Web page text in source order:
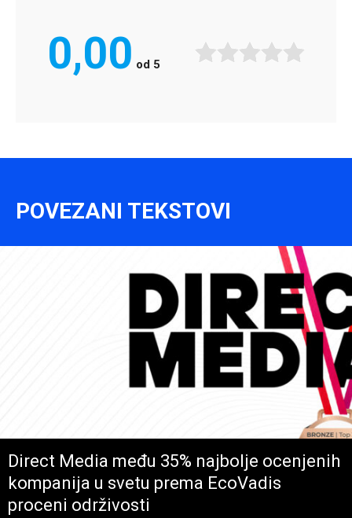
0,00 od 5
POVEZANI TEKSTOVI
Direct Media među 35% najbolje ocenjenih
kompanija u svetu prema EcoVadis
proceni održivosti